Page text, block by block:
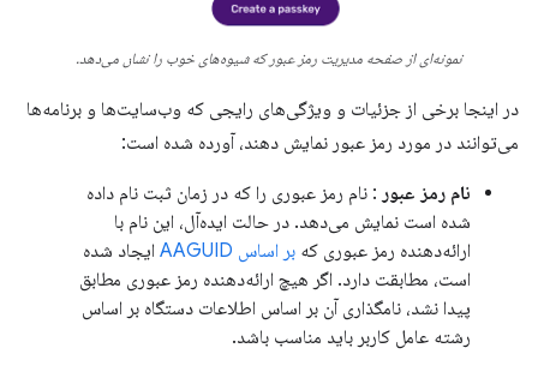
نمونه‌ای از صفحه مدیریت رمز عبور که شیوه‌های خوب را نشان می‌دهد.
در اینجا برخی از جزئیات و ویژگی‌های رایجی که وب‌سایت‌ها و برنامه‌ها
می‌توانند در مورد رمز عبور نمایش دهند، آورده شده است:
نام رمز عبور : نام رمز عبوری را که در زمان ثبت نام داده
شده است نمایش می‌دهد. در حالت ایده‌آل، این نام با
ارائه‌دهنده رمز عبوری که بر اساس AAGUID
ایجاد شده
است، مطابقت دارد. اگر هیچ ارائه‌دهنده رمز عبوری مطابق
پیدا نشد، نامگذاری آن بر اساس اطلاعات دستگاه بر اساس
رشته عامل کاربر باید مناسب باشد.